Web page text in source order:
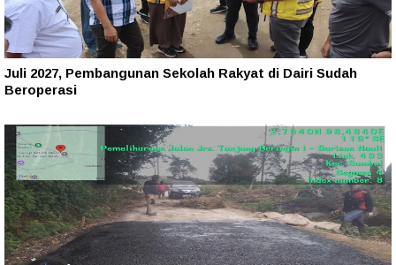
Juli 2027, Pembangunan Sekolah Rakyat di Dairi Sudah
Beroperasi